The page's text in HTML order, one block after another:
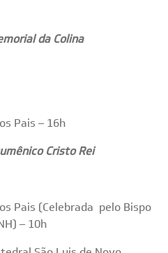
da Colina
Pais – 16h
Cristo Rei
Pais (Celebrada pelo Bispo
– 10h